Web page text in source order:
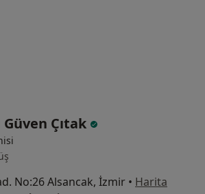
Çıtak
No:26 Alsancak, İzmir • Harita